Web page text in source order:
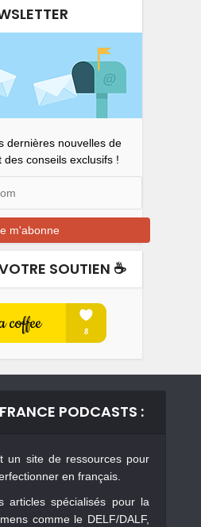
dernières nouvelles de
des conseils exclusifs !
SOUTIEN ☕️
PODCASTS :
un site de ressources pour
en français.
articles spécialisés pour la
comme le DELF/DALF,